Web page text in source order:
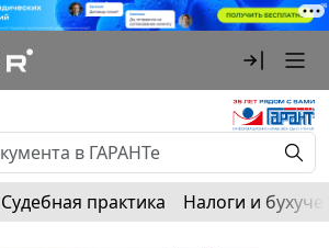
Судебная практика Налоги и